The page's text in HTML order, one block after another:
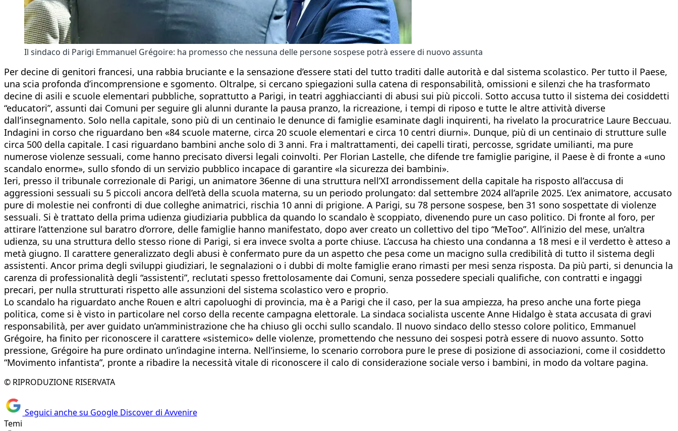
Il sindaco di Parigi Emmanuel Grégoire: ha promesso che nessuna delle persone sospese potrà essere di nuovo assunta
Per decine di genitori francesi, una rabbia bruciante e la sensazione d’essere stati del tutto traditi dalle autorità e dal sistema scolastico. Per tutto il Paese,
una scia profonda d’incomprensione e sgomento. Oltralpe, si cercano spiegazioni sulla catena di responsabilità, omissioni e silenzi che ha trasformato
decine di asili e scuole elementari pubbliche, soprattutto a Parigi, in teatri agghiaccianti di abusi sui più piccoli. Sotto accusa tutto il sistema dei cosiddetti
“educatori”, assunti dai Comuni per seguire gli alunni durante la pausa pranzo, la ricreazione, i tempi di riposo e tutte le altre attività diverse
dall’insegnamento. Solo nella capitale, sono più di un centinaio le denunce di famiglie esaminate dagli inquirenti, ha rivelato la procuratrice Laure Beccuau.
Indagini in corso che riguardano ben «84 scuole materne, circa 20 scuole elementari e circa 10 centri diurni». Dunque, più di un centinaio di strutture sulle
circa 500 della capitale. I casi riguardano bambini anche solo di 3 anni. Fra i maltrattamenti, dei capelli tirati, percosse, sgridate umilianti, ma pure
numerose violenze sessuali, come hanno precisato diversi legali coinvolti. Per Florian Lastelle, che difende tre famiglie parigine, il Paese è di fronte a «uno
scandalo enorme», sullo sfondo di un servizio pubblico incapace di garantire «la sicurezza dei bambini».
Ieri, presso il tribunale correzionale di Parigi, un animatore 36enne di una struttura nell’XI arrondissement della capitale ha risposto all’accusa di
aggressioni sessuali su 5 piccoli ancora dell’età della scuola materna, su un periodo prolungato: dal settembre 2024 all’aprile 2025. L’ex animatore, accusato
pure di molestie nei confronti di due colleghe animatrici, rischia 10 anni di prigione. A Parigi, su 78 persone sospese, ben 31 sono sospettate di violenze
sessuali. Si è trattato della prima udienza giudiziaria pubblica da quando lo scandalo è scoppiato, divenendo pure un caso politico. Di fronte al foro, per
attirare l’attenzione sul baratro d’orrore, delle famiglie hanno manifestato, dopo aver creato un collettivo del tipo “MeToo”. All’inizio del mese, un’altra
udienza, su una struttura dello stesso rione di Parigi, si era invece svolta a porte chiuse. L’accusa ha chiesto una condanna a 18 mesi e il verdetto è atteso a
metà giugno. Il carattere generalizzato degli abusi è confermato pure da un aspetto che pesa come un macigno sulla credibilità di tutto il sistema degli
assistenti. Ancor prima degli sviluppi giudiziari, le segnalazioni o i dubbi di molte famiglie erano rimasti per mesi senza risposta. Da più parti, si denuncia la
carenza di professionalità degli “assistenti”, reclutati spesso frettolosamente dai Comuni, senza possedere speciali qualifiche, con contratti e ingaggi
precari, per nulla strutturati rispetto alle assunzioni del sistema scolastico vero e proprio.
Lo scandalo ha riguardato anche Rouen e altri capoluoghi di provincia, ma è a Parigi che il caso, per la sua ampiezza, ha preso anche una forte piega
politica, come si è visto in particolare nel corso della recente campagna elettorale. La sindaca socialista uscente Anne Hidalgo è stata accusata di gravi
responsabilità, per aver guidato un’amministrazione che ha chiuso gli occhi sullo scandalo. Il nuovo sindaco dello stesso colore politico, Emmanuel
Grégoire, ha finito per riconoscere il carattere «sistemico» delle violenze, promettendo che nessuno dei sospesi potrà essere di nuovo assunto. Sotto
pressione, Grégoire ha pure ordinato un’indagine interna. Nell’insieme, lo scenario corrobora pure le prese di posizione di associazioni, come il cosiddetto
“Movimento infantista”, pronte a ribadire la necessità vitale di riconoscere il calo di considerazione sociale verso i bambini, in modo da voltare pagina.
© RIPRODUZIONE RISERVATA
Seguici anche su Google Discover di Avvenire
Temi